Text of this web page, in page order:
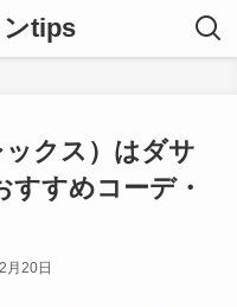
tips
クス）はダサ
すすめコーデ・
月20日